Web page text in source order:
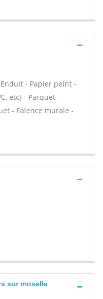
- Papier peint -
etc) - Parquet -
- Faïence murale -
sur moselle